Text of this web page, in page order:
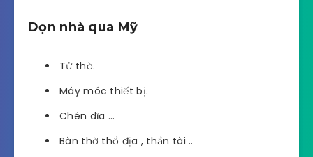
Dọn nhà qua Mỹ
Tử thờ.
Máy móc thiết bị.
Chén dĩa …
Bàn thờ thổ địa , thần tài ..